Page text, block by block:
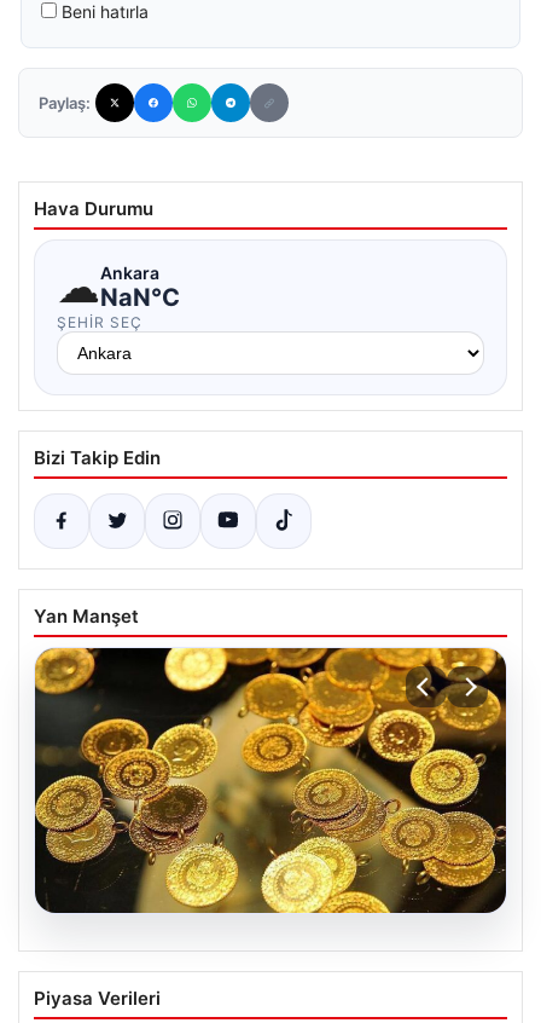
Beni hatırla
Paylaş:
Hava Durumu
☁Ankara
NaN°C
ŞEHIR SEÇ
Bizi Takip Edin
Yan Manşet
07.08.2026
Altın fiyatları canlı 7 Nisan 2026: Altın
fiyatları bugün ne kadar oldu?
Piyasa Verileri